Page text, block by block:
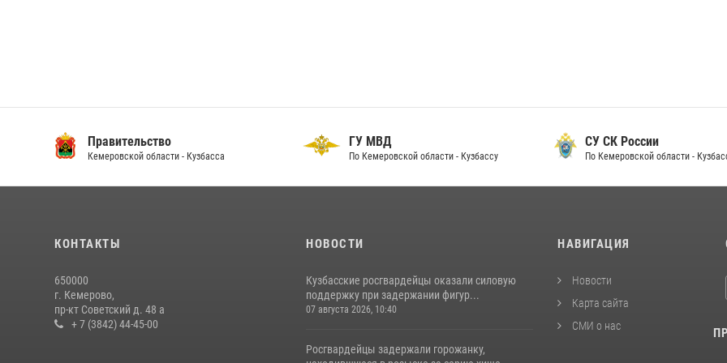
Правительство
Кемеровской области - Кузбасса
ГУ МВД
По Кемеровской области - Кузбассу
СУ СК России
По Кемеровской области -
КОНТАКТЫ
650000
г. Кемерово,
пр-кт Советский д. 48 а
+ 7 (3842) 44-45-00
НОВОСТИ
Кузбасские росгвардейцы оказали силовую
поддержку при задержании фигур...
07 августа 2026, 10:40
Росгвардейцы задержали горожанку,
НАВИГАЦИЯ
Новости
Карта сайта
СМИ о нас